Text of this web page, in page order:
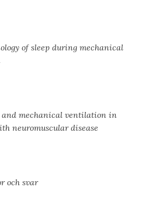
of sleep during mechanical
and mechanical ventilation in
neuromuscular disease
och svar